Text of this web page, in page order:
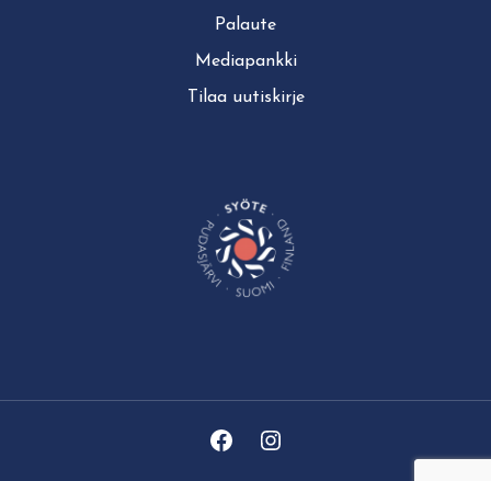
Palaute
Mediapankki
Tilaa uutiskirje